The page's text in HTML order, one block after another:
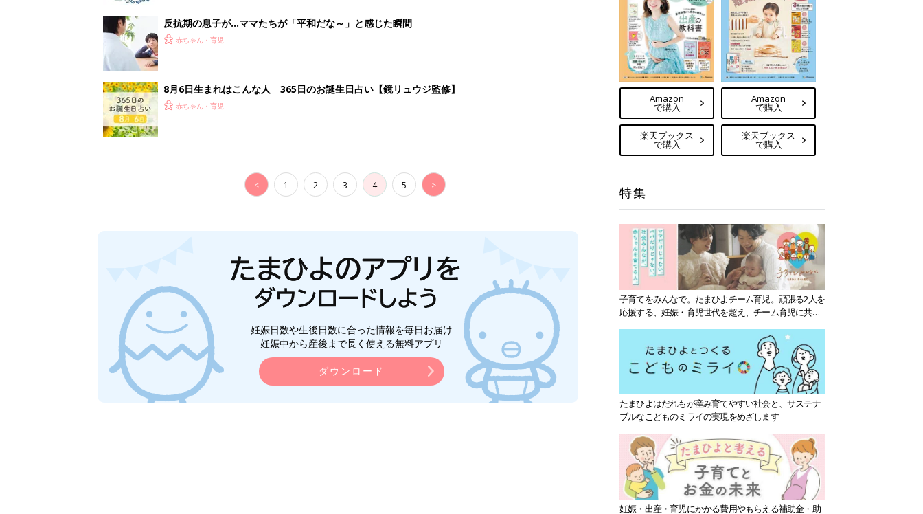
Amazon
で購入
楽天ブックス
で購入
Amazon
で購入
楽天ブックス
で購入
特集
子育てをみんなで。たまひよチーム育児。頑張る2人を
応援する、妊娠・育児世代を超え、チーム育児に共感
たまひよはだれもが産み育てやすい社会と、サステナ
ブルなこどものミライの実現をめざします
妊娠・出産・育児にかかる費用やもらえる補助金・助